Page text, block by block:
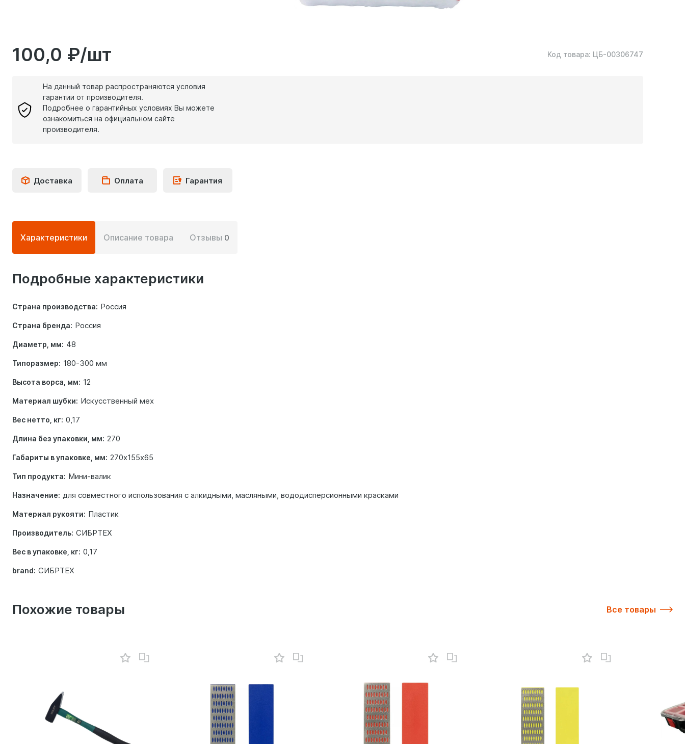
Код товара: ЦБ-00306747
100,0 ₽/шт
На данный товар распространяются условия
гарантии от производителя.
Подробнее о гарантийных условиях Вы можете
ознакомиться на официальном сайте
производителя.
Доставка Оплата Гарантия
информация
товаре
Характеристики Описание товара Отзывы 0
Подробные характеристики
Страна производства: Россия
Страна бренда: Россия
Диаметр, мм: 48
Типоразмер: 180-300 мм
Высота ворса, мм: 12
Материал шубки: Искусственный мех
Вес нетто, кг: 0,17
Длина без упаковки, мм: 270
Габариты в упаковке, мм: 270х155х65
Тип продукта: Мини-валик
Назначение: для совместного использования с алкидными, масляными, вододисперсионными красками
Материал рукояти: Пластик
Производитель: СИБРТЕХ
Вес в упаковке, кг: 0,17
brand: СИБРТЕХ
Похожие товары Все товары